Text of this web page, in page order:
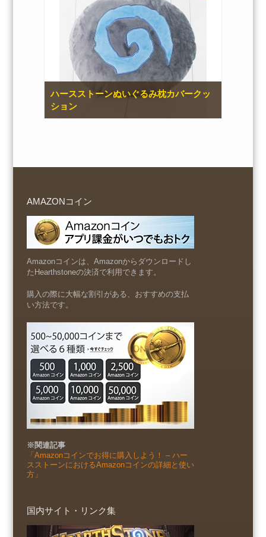
ハースストーンぬいぐるみ枕カバークッ
ション
AMAZONコイン
Amazonコインは、Amazonからダウンロードし
たHearthstoneの決済で利用できます。
購入の際に大幅な割引がある、おすすめの支払
い方法です。
※関連記事
「Amazonコインでお得に購入しよう！ – ハー
スストーンにおけるAmazonコインの詳細と使い
方」
国内サイト・リンク集